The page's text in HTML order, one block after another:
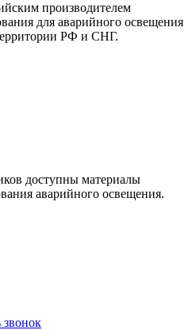
производителем
для аварийного освещения
РФ и СНГ.
доступны материалы
аварийного освещения.
звонок